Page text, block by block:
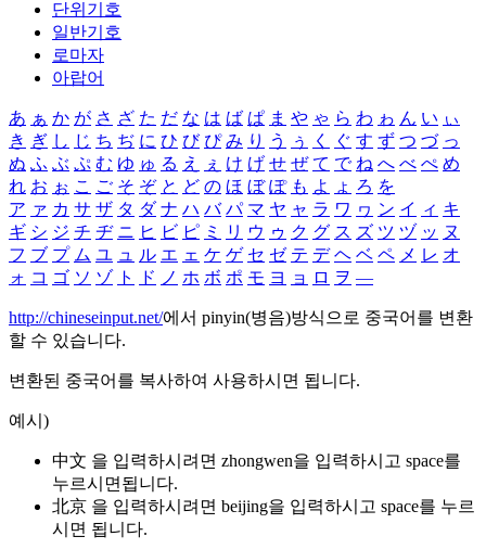
단위기호
일반기호
로마자
아랍어
あ ぁ か が さ ざ た だ な は ば ぱ ま や ゃ ら わ ゎ ん い ぃ
き ぎ し じ ち ぢ に ひ び ぴ み り う ぅ く ぐ す ず つ づ っ
ぬ ふ ぶ ぷ む ゆ ゅ る え ぇ け げ せ ぜ て で ね へ べ ぺ め
れ お ぉ こ ご そ ぞ と ど の ほ ぼ ぽ も よ ょ ろ を
ア ァ カ サ ザ タ ダ ナ ハ バ パ マ ヤ ャ ラ ワ ヮ ン イ ィ キ
ギ シ ジ チ ヂ ニ ヒ ビ ピ ミ リ ウ ゥ ク グ ス ズ ツ ヅ ッ ヌ
フ ブ プ ム ユ ュ ル エ ェ ケ ゲ セ ゼ テ デ ヘ ベ ペ メ レ オ
ォ コ ゴ ソ ゾ ト ド ノ ホ ボ ポ モ ヨ ョ ロ ヲ ―
http://chineseinput.net/에서 pinyin(병음)방식으로 중국어를 변환
할 수 있습니다.
변환된 중국어를 복사하여 사용하시면 됩니다.
예시)
中文 을 입력하시려면 zhongwen을 입력하시고 space를
누르시면됩니다.
北京 을 입력하시려면 beijing을 입력하시고 space를 누르
시면 됩니다.